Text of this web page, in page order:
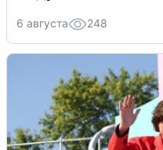
6 августа 248